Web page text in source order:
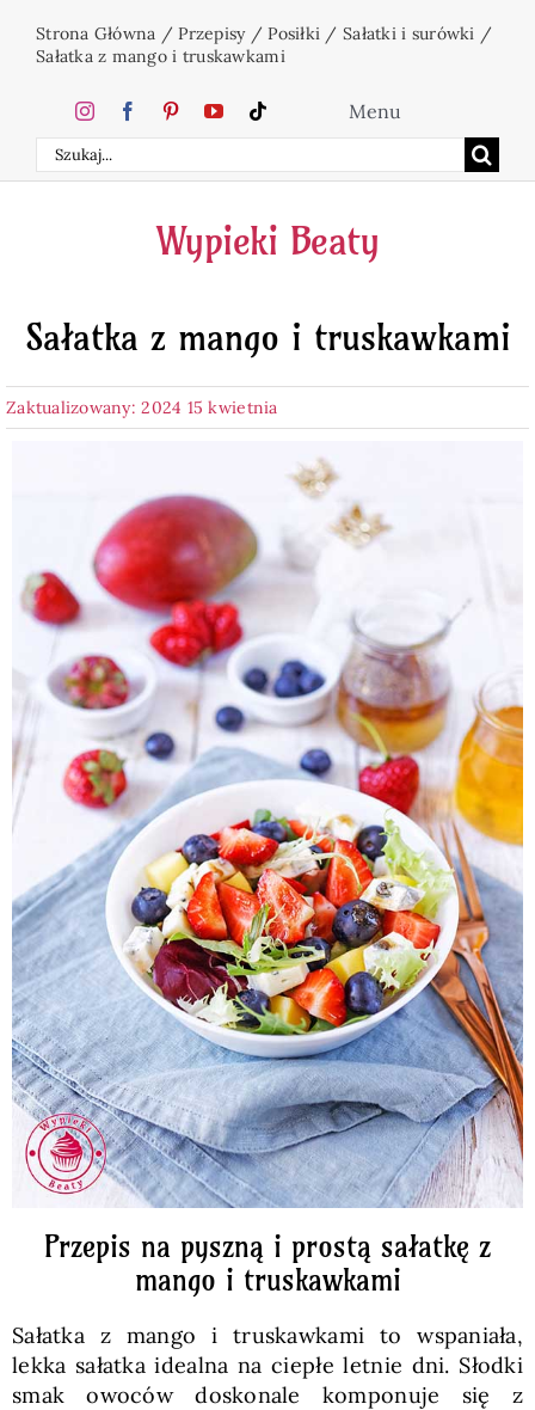
Strona Główna /Przepisy/Posiłki / Sałatki i surówki /
Sałatka z mango i truskawkami
Szukaj
Menu
Home
Ciasta
Desery
Przetwory
Posiłki
Zdrowo i fit
Kuchnie świata
SKLEP
Polski
Wypieki Beaty
Sałatka z mango i truskawkami
Zaktualizowany: 2024 15 kwietnia
Przepis na pyszną i prostą sałatkę z
mango i truskawkami
Sałatka z mango i truskawkami to wspaniała,
lekka sałatka idealna na ciepłe letnie dni. Słodki
smak owoców doskonale komponuje się z